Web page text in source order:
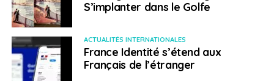
S’implanter dans le Golfe
ACTUALITÉS INTERNATIONALES
France Identité s’étend aux
Français de l’étranger